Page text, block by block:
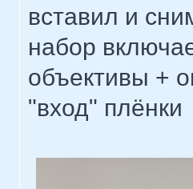
вставил и
набор
объективы +
"вход" плёнки